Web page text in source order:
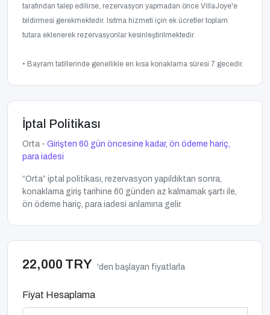
tarafından talep edilirse, rezervasyon yapmadan önce VillaJoye'e
bildirmesi gerekmektedir. Isıtma hizmeti için ek ücretler toplam
tutara eklenerek rezervasyonlar kesinleştirilmektedir.
• Bayram tatillerinde genellikle en kısa konaklama süresi 7 gecedir.
İptal Politikası
Orta - Girişten 60 gün öncesine kadar, ön ödeme hariç,
para iadesi
“Orta” iptal politikası, rezervasyon yapıldıktan sonra,
konaklama giriş tarihine 60 günden az kalmamak şartı ile,
ön ödeme hariç, para iadesi anlamına gelir.
22,000 TRY 'den başlayan fiyatlarla
Fiyat Hesaplama